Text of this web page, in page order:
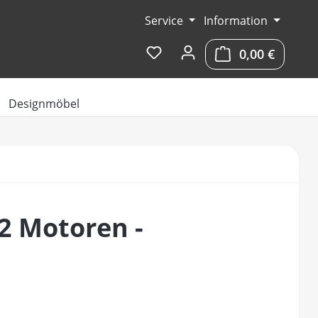
Service Information
Du hast 0 Produkte auf dem
0,00 €
Designmöbel
Motoren -